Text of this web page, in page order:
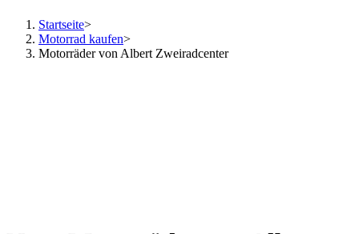
Startseite>
Motorrad kaufen>
Motorräder von Albert Zweiradcenter